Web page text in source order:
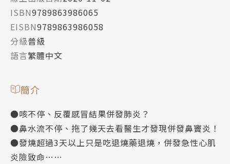
ISBN9789863986065
EISBN9789863986058
分級普級
語言繁體中文
簡介
●咳不停、反覆感冒結果併發肺炎？
●鼻水流不停、拖了幾天去看醫生才發現併發鼻竇炎！
●發燒超過3天以上只是吃退燒藥退燒，併發急性心肌
炎險致命……